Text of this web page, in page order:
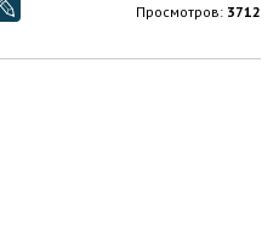
Просмотров: 3712